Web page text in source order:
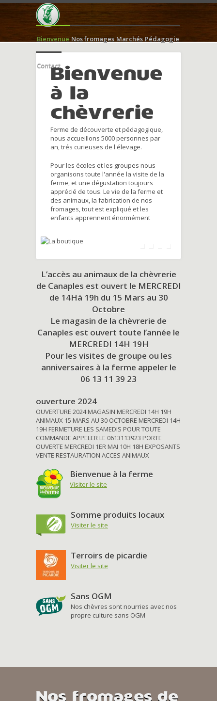
Bienvenue Nos fromages Marchés Pédagogie
ContactBienvenue
à la
chèvrerie
Ferme de découverte et pédagogique,
nous accueillons 5000 personnes par
an, trés curieuses de l'élevage.
Pour les écoles et les groupes nous
organisons toute l'année la visite de la
ferme, et une dégustation toujours
apprécié de tous. Le vie de la ferme et
des animaux, la fabrication de nos
fromages, tout est expliqué et les
enfants apprennent énormément
L’accès au animaux de la chèvrerie
de Canaples est ouvert le MERCREDI
de 14Hà 19h du 15 Mars au 30
Octobre
Le magasin de la chèvrerie de
Canaples est ouvert toute l’année le
MERCREDI 14H 19H
Pour les visites de groupe ou les
anniversaires à la ferme appeler le
06 13 11 39 23
ouverture 2024
OUVERTURE 2024 MAGASIN MERCREDI 14H 19H
ANIMAUX 15 MARS AU 30 OCTOBRE MERCREDI 14H
19H FERMETURE LES SAMEDIS POUR TOUTE
COMMANDE APPELER LE 0613113923 PORTE
OUVERTE MERCREDI 1ER MAI 10H 18H EXPOSANTS
VENTE RESTAURATION ACCES ANIMAUX
Bienvenue à la ferme
Visiter le site
Somme produits locaux
Visiter le site
Terroirs de picardie
Visiter le site
Sans OGM
Nos chèvres sont nourries avec nos
propre culture sans OGM
Nos fromages de